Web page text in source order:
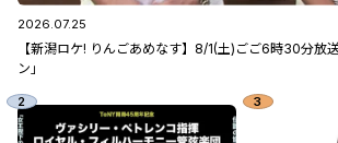
2026.07.25
【新潟ロケ! りんごあめなす】8/1(土)ごご6時30分放
ン」